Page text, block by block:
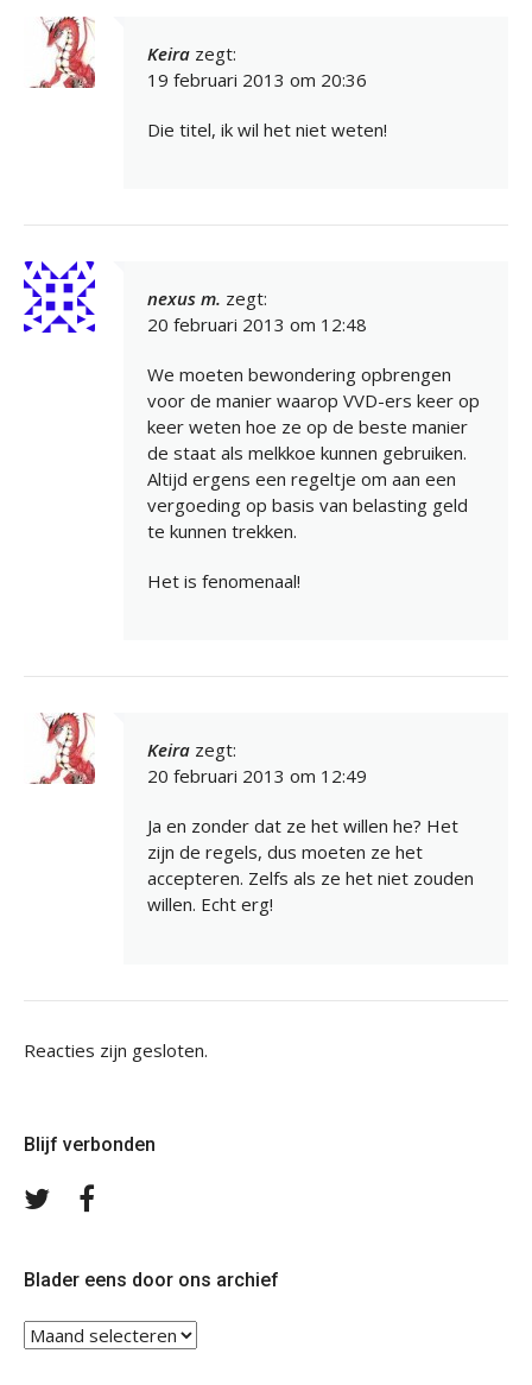
Keira zegt:
19 februari 2013 om 20:36
Die titel, ik wil het niet weten!
nexus m. zegt:
20 februari 2013 om 12:48
We moeten bewondering opbrengen
voor de manier waarop VVD-ers keer op
keer weten hoe ze op de beste manier
de staat als melkkoe kunnen gebruiken.
Altijd ergens een regeltje om aan een
vergoeding op basis van belasting geld
te kunnen trekken.
Het is fenomenaal!
Keira zegt:
20 februari 2013 om 12:49
Ja en zonder dat ze het willen he? Het
zijn de regels, dus moeten ze het
accepteren. Zelfs als ze het niet zouden
willen. Echt erg!
Reacties zijn gesloten.
Blijf verbonden
Volg
Blader eens door ons archief
Blader
eens